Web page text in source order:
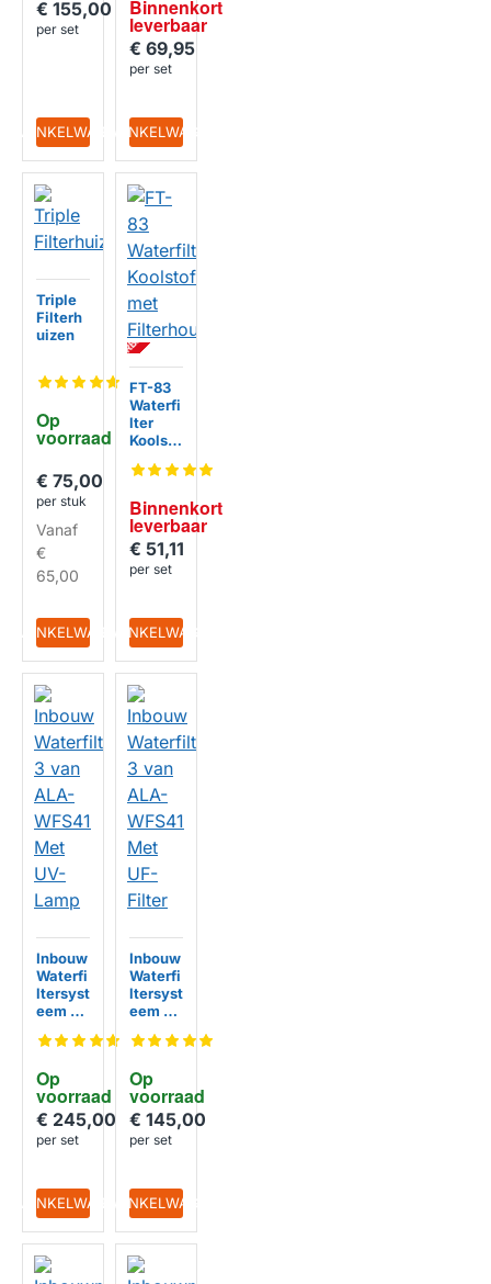
€ 155,00
per set
IN WINKELWAGEN
HUISMERK
Binnenkort
leverbaar
met
Filterh
ouder
€ 69,95
per set
IN WINKELWAGEN
HUISMERK
Op
voorraad
Triple
Filterh
uizen
€ 75,00
per stuk
Vanaf
€
65,00
IN WINKELWAGEN
HUISMERK
BI
N
N
E
N
K
O
R
T
L
E
V
E
R
B
A
A
R
Binnenkort
leverbaar
FT-83
Waterfi
lter
Koolsto
Filterh
€ 51,11
per set
IN WINKELWAGEN
HUISMERK
Op
voorraad
Inbouw
Waterfi
ltersyst
eem 3
ALA-
Met
UV-
Lamp
€ 245,00
per set
IN WINKELWAGEN
HUISMERK
Op
voorraad
Inbouw
Waterfi
ltersyst
eem 3
ALA-
Met
UF-
Filter
€ 145,00
per set
IN WINKELWAGEN